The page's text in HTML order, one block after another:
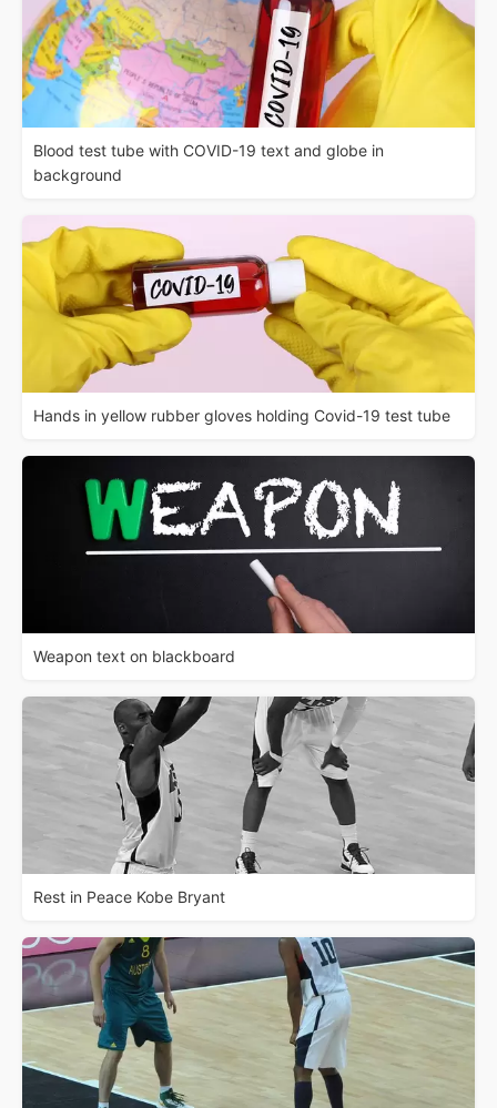
Blood test tube with COVID-19 text and globe in
background
Hands in yellow rubber gloves holding Covid-19 test tube
Weapon text on blackboard
Rest in Peace Kobe Bryant